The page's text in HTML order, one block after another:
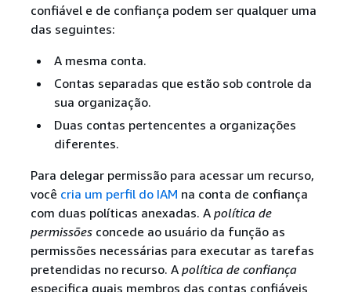
confiável e de confiança podem ser qualquer uma
das seguintes:
A mesma conta.
Contas separadas que estão sob controle da
sua organização.
Duas contas pertencentes a organizações
diferentes.
Para delegar permissão para acessar um recurso,
você cria um perfil do IAM na conta de confiança
com duas políticas anexadas. A política de
permissõesconcede ao usuário da função as
permissões necessárias para executar as tarefas
pretendidas no recurso. A política de confiança
especifica quais membros das contas confiáveis